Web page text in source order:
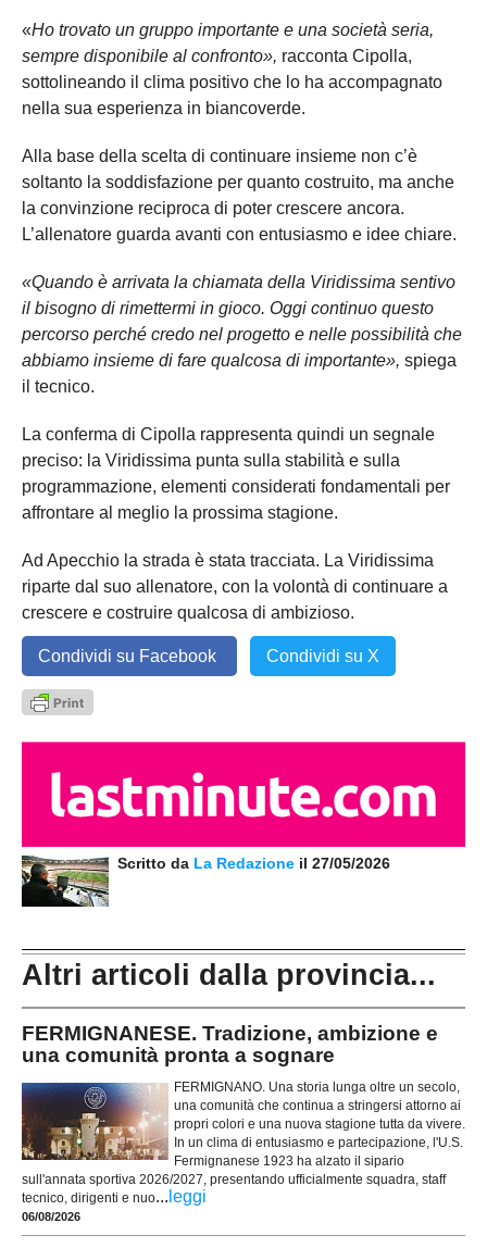
«Ho trovato un gruppo importante e una società seria,
sempre disponibile al confronto», racconta Cipolla,
sottolineando il clima positivo che lo ha accompagnato
nella sua esperienza in biancoverde.
Alla base della scelta di continuare insieme non c’è
soltanto la soddisfazione per quanto costruito, ma anche
la convinzione reciproca di poter crescere ancora.
L’allenatore guarda avanti con entusiasmo e idee chiare.
«Quando è arrivata la chiamata della Viridissima sentivo
il bisogno di rimettermi in gioco. Oggi continuo questo
percorso perché credo nel progetto e nelle possibilità che
abbiamo insieme di fare qualcosa di importante», spiega
il tecnico.
La conferma di Cipolla rappresenta quindi un segnale
preciso: la Viridissima punta sulla stabilità e sulla
programmazione, elementi considerati fondamentali per
affrontare al meglio la prossima stagione.
Ad Apecchio la strada è stata tracciata. La Viridissima
riparte dal suo allenatore, con la volontà di continuare a
crescere e costruire qualcosa di ambizioso.
Condividi su Facebook Condividi su X
Scritto da La Redazione il 27/05/2026
Altri articoli dalla provincia...
FERMIGNANESE. Tradizione, ambizione e
una comunità pronta a sognare
FERMIGNANO. Una storia lunga oltre un secolo,
una comunità che continua a stringersi attorno ai
propri colori e una nuova stagione tutta da vivere.
In un clima di entusiasmo e partecipazione, l'U.S.
Fermignanese 1923 ha alzato il sipario
sull'annata sportiva 2026/2027, presentando ufficialmente squadra, staff
tecnico, dirigenti e nuo... leggi
06/08/2026